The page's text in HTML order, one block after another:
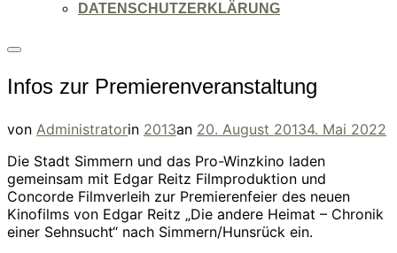
DATENSCHUTZERKLÄRUNG
Seitenleiste
Navigation
umschalten
Infos zur Premierenveranstaltung
von Administratorin 2013an Veröffentlicht
20. August 20134. Mai 2022
Die Stadt Simmern und das Pro-Winzkino laden
gemeinsam mit Edgar Reitz Filmproduktion und
Concorde Filmverleih zur Premierenfeier des neuen
Kinofilms von Edgar Reitz „Die andere Heimat – Chronik
einer Sehnsucht“ nach Simmern/Hunsrück ein.